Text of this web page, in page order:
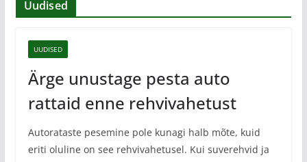
Uudised
UUDISED
Ärge unustage pesta auto
rattaid enne rehvivahetust
Autorataste pesemine pole kunagi halb mõte, kuid
eriti oluline on see rehvivahetusel. Kui suverehvid ja